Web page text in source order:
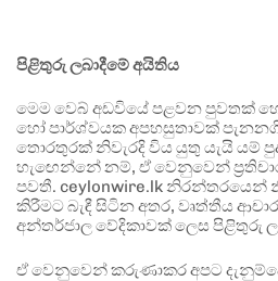
පිළිතුරු ලබාදීමේ අයිතිය
මෙම වෙබ් අඩවියේ පළවන පුවතක්
හෝ පාර්ශ්වයක අපහසුතාවක්
තොරතුරක් නිවැරදි විය යුතු යැයි යම්
හැඟෙන්නේ නම්, ඒ වෙනුවෙන්
පවතී. ceylonwire.lk නිරන්තරයෙන්
කිරීමට බැඳී සිටින අතර, වෘත්තීය
අන්තර්ජාල වේදිකාවක් ලෙස පිළිතුරු
ඒ වෙනුවෙන් කරුණාකර අපට